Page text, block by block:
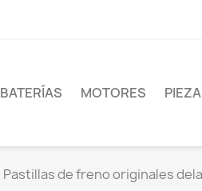
BATERÍAS MOTORES
Pastillas de freno originales